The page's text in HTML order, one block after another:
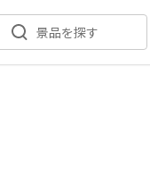
景品を探す